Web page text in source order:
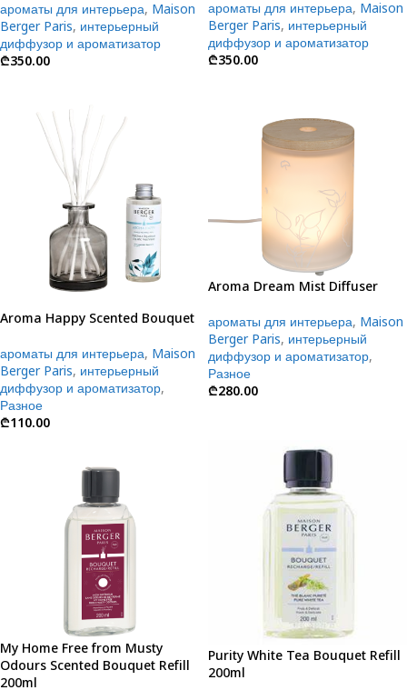
ароматы для интерьера, Maison
Berger Paris, интерьерный
диффузор и ароматизатор
₾350.00
ароматы для интерьера, Maison
Berger Paris, интерьерный
диффузор и ароматизатор
₾350.00
Aroma Happy Scented Bouquet
ароматы для интерьера, Maison
Berger Paris, интерьерный
диффузор и ароматизатор,
Разное
₾110.00
Aroma Dream Mist Diffuser
ароматы для интерьера, Maison
Berger Paris, интерьерный
диффузор и ароматизатор,
Разное
₾280.00
My Home Free from Musty
Odours Scented Bouquet Refill
200ml
Purity White Tea Bouquet Refill
200ml